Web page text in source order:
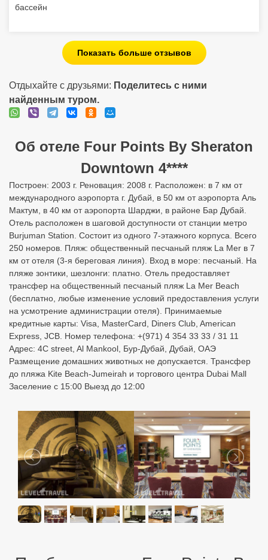
бассейн
Показать больше отзывов
Отдыхайте с друзьями: Поделитесь с ними
найденным туром.
Об отеле Four Points By Sheraton
Downtown 4****
Построен: 2003 г. Реновация: 2008 г. Расположен: в 7 км от
международного аэропорта г. Дубай, в 50 км от аэропорта Аль
Мактум, в 40 км от аэропорта Шарджи, в районе Бар Дубай.
Отель расположен в шаговой доступности от станции метро
Burjuman Station. Состоит из одного 7-этажного корпуса. Всего
250 номеров. Пляж: общественный песчаный пляж La Mer в 7
км от отеля (3-я береговая линия). Вход в море: песчаный. На
пляже зонтики, шезлонги: платно. Отель предоставляет
трансфер на общественный песчаный пляж La Mer Beach
(бесплатно, любые изменение условий предоставления услуги
на усмотрение администрации отеля). Принимаемые
кредитные карты: Visa, MasterCard, Diners Club, American
Express, JCB. Номер телефона: +(971) 4 354 33 33 / 31 11
Адрес: 4C street, Al Mankool, Бур-Дубай, Дубай, ОАЭ
Размещение домашних животных не допускается. Трансфер
до пляжа Kite Beach-Jumeirah и торгового центра Dubai Mall
Заселение с 15:00 Выезд до 12:00